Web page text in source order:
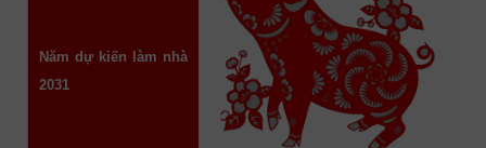
Năm dự kiến làm nhà
2031